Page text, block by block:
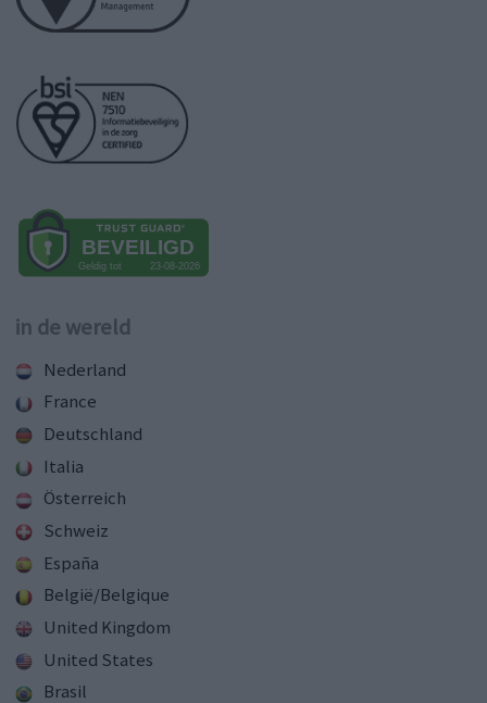
in de wereld
Nederland
France
Deutschland
Italia
Österreich
Schweiz
España
België/Belgique
United Kingdom
United States
Brasil